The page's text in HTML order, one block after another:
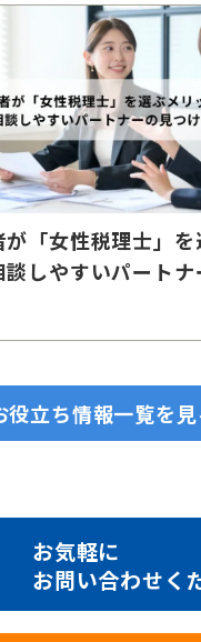
「女性税理士」を
談しやすいパート
役立ち情報一覧を見
お気軽に
お問い合わせく